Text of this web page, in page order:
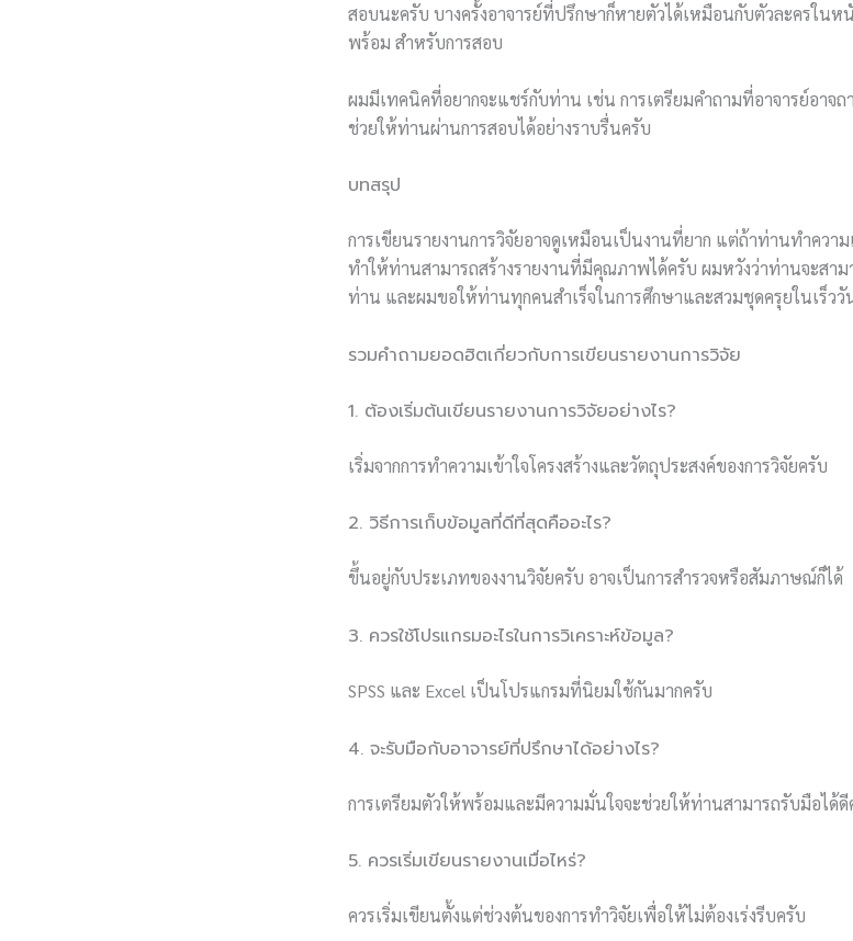
สอบนะครับ บางครั้งอาจารย์ที่ปรึกษาก็หายตัวได้เหมือนกับตัวละครใน
พร้อม สำหรับการสอบ
ผมมีเทคนิคที่อยากจะแชร์กับท่าน เช่น การเตรียมคำถามที่อาจารย์อาจถ
ช่วยให้ท่านผ่านการสอบได้อย่างราบรื่นครับ
บทสรุป
การเขียนรายงานการวิจัยอาจดูเหมือนเป็นงานที่ยาก แต่ถ้าท่านทำควา
ทำให้ท่านสามารถสร้างรายงานที่มีคุณภาพได้ครับ ผมหวังว่าท่านจะสาม
ท่าน และผมขอให้ท่านทุกคนสำเร็จในการศึกษาและสวมชุดครุยในเร็ววั
รวมคำถามยอดฮิตเกี่ยวกับการเขียนรายงานการวิจัย
1. ต้องเริ่มต้นเขียนรายงานการวิจัยอย่างไร?
เริ่มจากการทำความเข้าใจโครงสร้างและวัตถุประสงค์ของการวิจัยครับ
2. วิธีการเก็บข้อมูลที่ดีที่สุดคืออะไร?
ขึ้นอยู่กับประเภทของงานวิจัยครับ อาจเป็นการสำรวจหรือสัมภาษณ์ก็ได้
3. ควรใช้โปรแกรมอะไรในการวิเคราะห์ข้อมูล?
SPSS และ Excel เป็นโปรแกรมที่นิยมใช้กันมากครับ
4. จะรับมือกับอาจารย์ที่ปรึกษาได้อย่างไร?
การเตรียมตัวให้พร้อมและมีความมั่นใจจะช่วยให้ท่านสามารถรับมือได้ดี
5. ควรเริ่มเขียนรายงานเมื่อไหร่?
ควรเริ่มเขียนตั้งแต่ช่วงต้นของการทำวิจัยเพื่อให้ไม่ต้องเร่งรีบครับ